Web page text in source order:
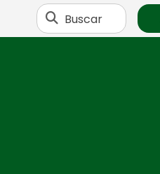
Buscar